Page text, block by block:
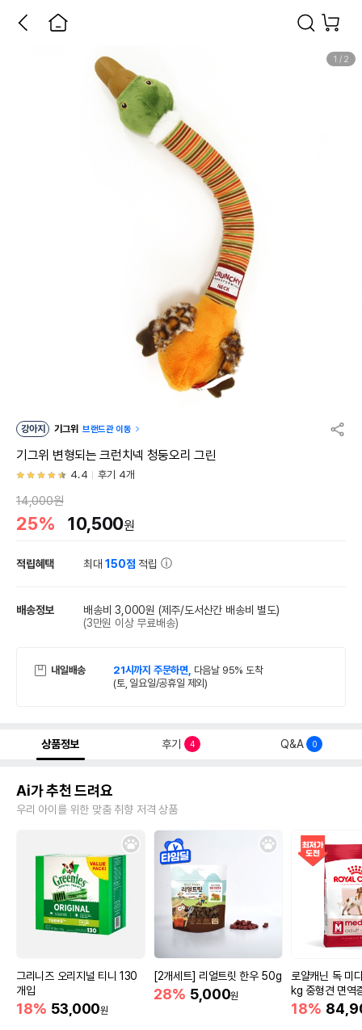
1 / 2
강아지 기그위 브랜드관 이동
기그위 변형되는 크런치넥 청둥오리 그린
4.4 후기 4개
14,000원
25% 10,500원
적립혜택 최대150점 적립
배송정보 배송비 3,000원 (제주/도서산간 배송비 별도)
(3만원 이상 무료배송)
내일배송 21시까지 주문하면, 다음날 95% 도착
(토, 일요일/공휴일 제외)
상품정보 후기 4 Q&A 0
Ai가 추천 드려요
우리 아이를 위한 맞춤 취향 저격 상품
그리니즈 오리지널 티니 130
개입
18% 53,000원
[2개세트] 리얼트릿 한우 50g
28% 5,000원
로얄캐닌 독 미
kg 중형견 면역
18%